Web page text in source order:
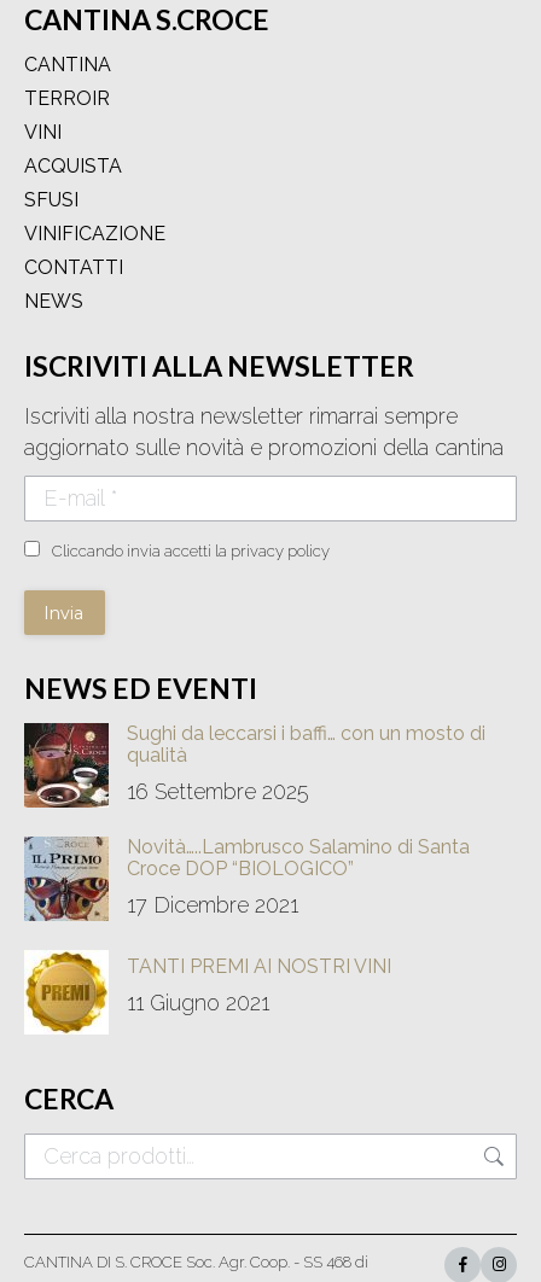
CANTINA S.CROCE
CANTINA
TERROIR
VINI
ACQUISTA
SFUSI
VINIFICAZIONE
CONTATTI
NEWS
ISCRIVITI ALLA NEWSLETTER
Iscriviti alla nostra newsletter rimarrai sempre
aggiornato sulle novità e promozioni della cantina
E-mail *
Cliccando invia accetti la privacy policy
Invia
NEWS ED EVENTI
Sughi da leccarsi i baffi… con un mosto di
qualità
16 Settembre 2025
Novità…..Lambrusco Salamino di Santa
Croce DOP “BIOLOGICO”
17 Dicembre 2021
TANTI PREMI AI NOSTRI VINI
11 Giugno 2021
CERCA
CANTINA DI S. CROCE Soc. Agr. Coop. - SS 468 di